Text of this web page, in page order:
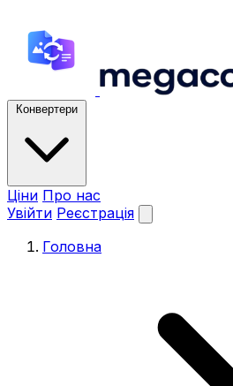
Конвертери
Ціни Про нас
Увійти Реєстрація
Головна